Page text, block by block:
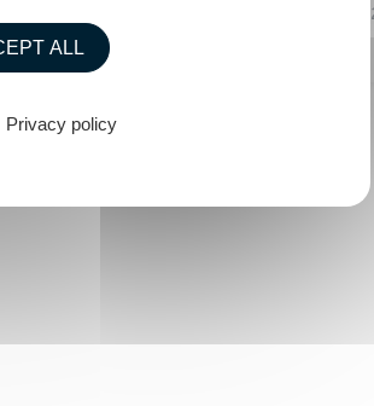
ALL
Privacy policy